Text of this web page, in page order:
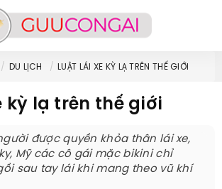
DU LỊCH LUẬT LÁI XE KỲ LẠ TRÊN THẾ GIỚI
kỳ lạ trên thế giới
được quyền khỏa thân lái xe,
Mỹ các cô gái mặc bikini chỉ
sau tay lái khi mang theo vũ khí